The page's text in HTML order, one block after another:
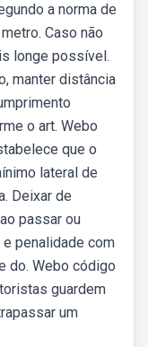
a norma de
Caso não
longe possível.
manter distância
o art. Webo
que o
lateral de
Deixar de
passar ou
penalidade com
do. Webo código
guardem
um